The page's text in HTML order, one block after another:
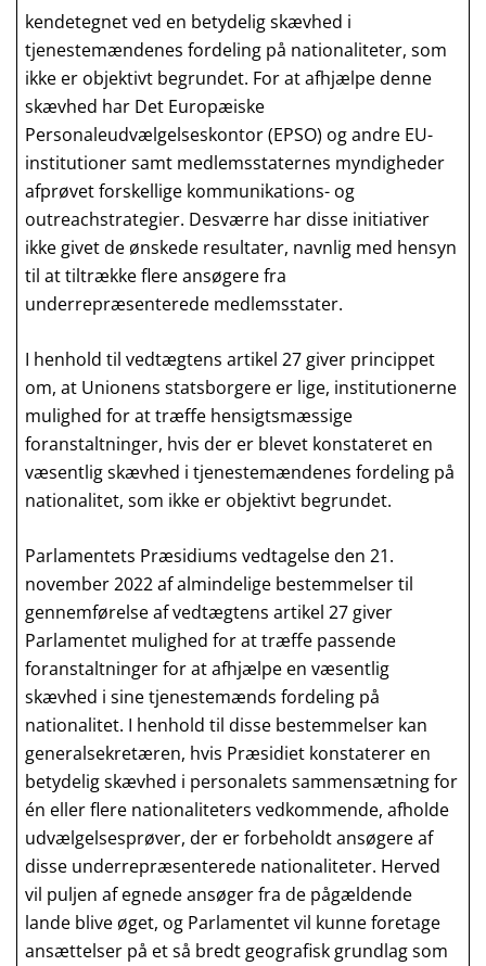
kendetegnet ved en betydelig skævhed i
tjenestemændenes fordeling på nationaliteter, som
ikke er objektivt begrundet. For at afhjælpe denne
skævhed har Det Europæiske
Personaleudvælgelseskontor (EPSO) og andre EU-
institutioner samt medlemsstaternes myndigheder
afprøvet forskellige kommunikations- og
outreachstrategier. Desværre har disse initiativer
ikke givet de ønskede resultater, navnlig med hensyn
til at tiltrække flere ansøgere fra
underrepræsenterede medlemsstater.
I henhold til vedtægtens artikel 27 giver princippet
om, at Unionens statsborgere er lige, institutionerne
mulighed for at træffe hensigtsmæssige
foranstaltninger, hvis der er blevet konstateret en
væsentlig skævhed i tjenestemændenes fordeling på
nationalitet, som ikke er objektivt begrundet.
Parlamentets Præsidiums vedtagelse den 21.
november 2022 af almindelige bestemmelser til
gennemførelse af vedtægtens artikel 27 giver
Parlamentet mulighed for at træffe passende
foranstaltninger for at afhjælpe en væsentlig
skævhed i sine tjenestemænds fordeling på
nationalitet. I henhold til disse bestemmelser kan
generalsekretæren, hvis Præsidiet konstaterer en
betydelig skævhed i personalets sammensætning for
én eller flere nationaliteters vedkommende, afholde
udvælgelsesprøver, der er forbeholdt ansøgere af
disse underrepræsenterede nationaliteter. Herved
vil puljen af egnede ansøger fra de pågældende
lande blive øget, og Parlamentet vil kunne foretage
ansættelser på et så bredt geografisk grundlag som